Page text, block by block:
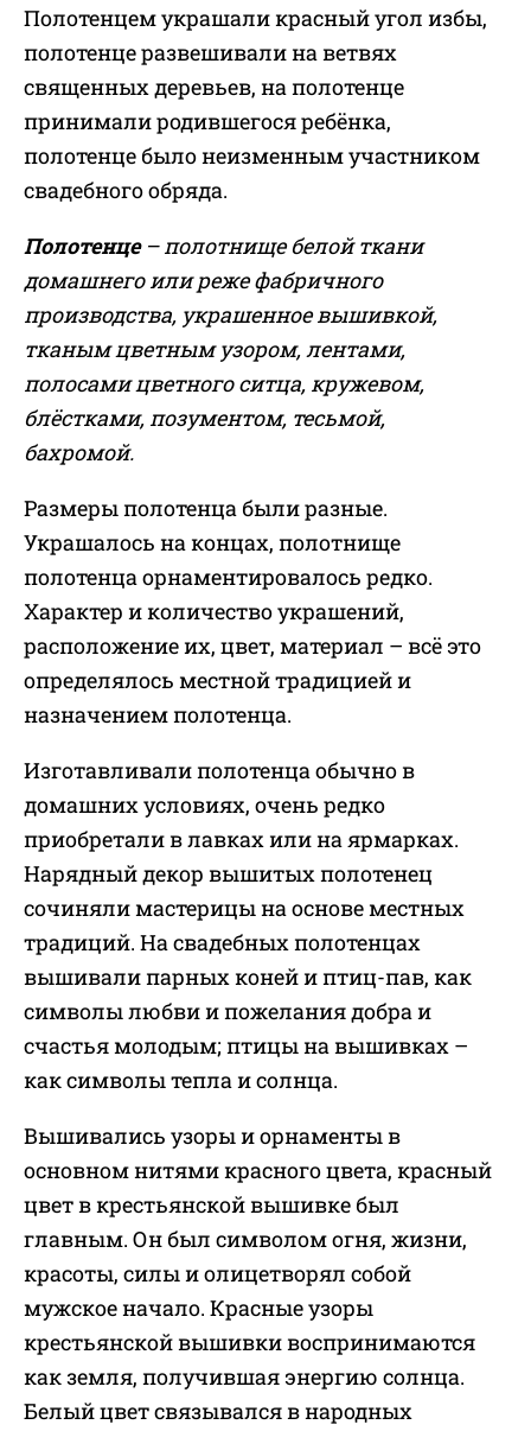
Полотенцем украшали красный угол избы,
полотенце развешивали на ветвях
священных деревьев, на полотенце
принимали родившегося ребёнка,
полотенце было неизменным участником
свадебного обряда.
Полотенце– полотнище белой ткани
домашнего или реже фабричного
производства, украшенное вышивкой,
тканым цветным узором, лентами,
полосами цветного ситца, кружевом,
блёстками, позументом, тесьмой,
бахромой.
Размеры полотенца были разные.
Украшалось на концах, полотнище
полотенца орнаментировалось редко.
Характер и количество украшений,
расположение их, цвет, материал – всё это
определялось местной традицией и
назначением полотенца.
Изготавливали полотенца обычно в
домашних условиях, очень редко
приобретали в лавках или на ярмарках.
Нарядный декор вышитых полотенец
сочиняли мастерицы на основе местных
традиций. На свадебных полотенцах
вышивали парных коней и птиц-пав, как
символы любви и пожелания добра и
счастья молодым; птицы на вышивках –
как символы тепла и солнца.
Вышивались узоры и орнаменты в
основном нитями красного цвета, красный
цвет в крестьянской вышивке был
главным. Он был символом огня, жизни,
красоты, силы и олицетворял собой
мужское начало. Красные узоры
крестьянской вышивки воспринимаются
как земля, получившая энергию солнца.
Белый цвет связывался в народных